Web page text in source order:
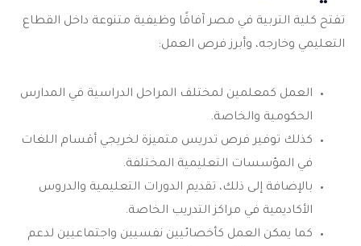
تفتح كلية التربية في مصر آفاقًا وظيفية متنوعة داخل القطاع
التعليمي وخارجه، وأبرز فرص العمل:
العمل كمعلمين لمختلف المراحل الدراسية في المدارس
الحكومية والخاصة.
كذلك توفير فرص تدريس متميزة لخريجي أقسام اللغات
في المؤسسات التعليمية المختلفة.
بالإضافة إلى ذلك، تقديم الدورات التعليمية والدروس
الأكاديمية في مراكز التدريب الخاصة.
كما يمكن العمل كأخصائيين نفسيين واجتماعيين لدعم